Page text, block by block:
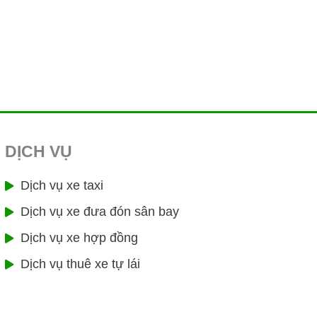
DỊCH VỤ
Dịch vụ xe taxi
Dịch vụ xe đưa đón sân bay
Dịch vụ xe hợp đồng
Dịch vụ thuê xe tự lái